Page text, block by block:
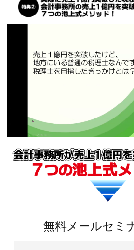
無料メールセミ